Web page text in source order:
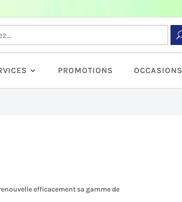
PROMOTIONS OCCASIONS
efficacement sa gamme de